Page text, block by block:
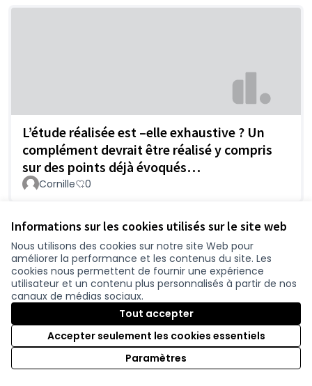
Informations sur les cookies utilisés sur le site web
Nous utilisons des cookies sur notre site Web pour
améliorer la performance et les contenus du site. Les
cookies nous permettent de fournir une expérience
utilisateur et un contenu plus personnalisés à partir de nos
canaux de médias sociaux.
Tout accepter
Accepter seulement les cookies essentiels
Paramètres
L’étude réalisée est –elle exhaustive ? Un
complément devrait être réalisé y compris
sur des points déjà évoqués…
Cornille 0
Compromis : 2X2 Voies Nantes jusqu’à
Chaumes en Retz uniquement
ARNAUD 0